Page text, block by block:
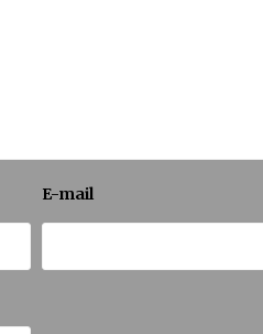
E-mail